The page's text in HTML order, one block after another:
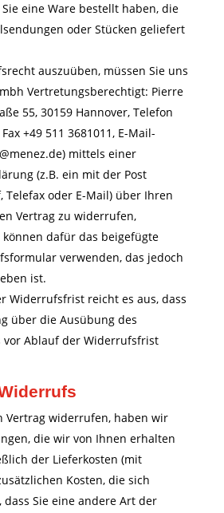
eine Ware bestellt haben, die
oder Stücken geliefert
auszuüben, müssen Sie uns
Vertretungsberechtigt: Pierre
55, 30159 Hannover, Telefon
+49 511 3681011, E-Mail-
mittels einer
(z.B. ein mit der Post
Telefax oder E-Mail) über Ihren
Vertrag zu widerrufen,
dafür das beigefügte
verwenden, das jedoch
ist.
Widerrufsfrist reicht es aus, dass
über die Ausübung des
Ablauf der Widerrufsfrist
Vertrag widerrufen, haben wir
die wir von Ihnen erhalten
der Lieferkosten (mit
Kosten, die sich
dass Sie eine andere Art der